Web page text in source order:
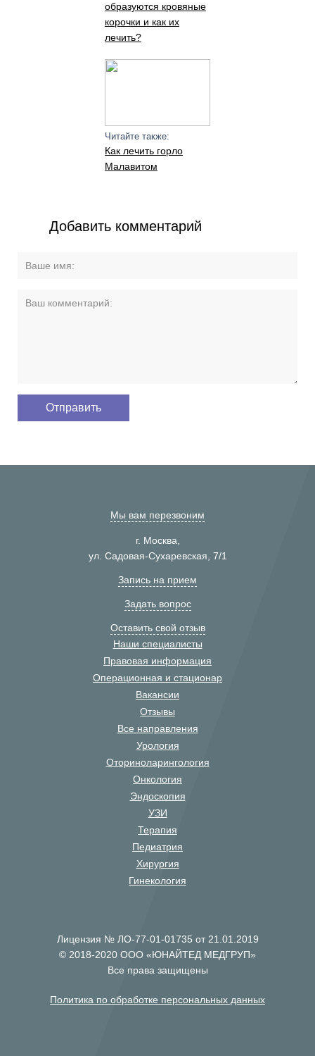
образуются кровяные
корочки и как их
лечить?
Читайте также:
Как лечить горло
Малавитом
Добавить комментарий
Мы вам перезвоним
г. Москва,
ул. Садовая-Сухаревская, 7/1
Запись на прием
Задать вопрос
Оставить свой отзыв
Наши специалисты
Правовая информация
Операционная и стационар
Вакансии
Отзывы
Все направления
Урология
Оториноларингология
Онкология
Эндоскопия
УЗИ
Терапия
Педиатрия
Хирургия
Гинекология
Лицензия № ЛО-77-01-01735 от 21.01.2019
© 2018-2020 ООО «ЮНАЙТЕД МЕДГРУП»
Все права защищены
Политика по обработке персональных данных